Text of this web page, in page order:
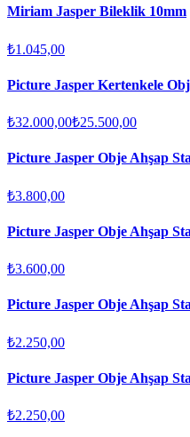
Miriam Jasper Bileklik 10mm
₺1.045,00
Picture Jasper Kertenkele
₺32.000,00₺25.500,00
Picture Jasper Obje Ahşap
₺3.800,00
Picture Jasper Obje Ahşap
₺3.600,00
Picture Jasper Obje Ahşap
₺2.250,00
Picture Jasper Obje Ahşap
₺2.250,00